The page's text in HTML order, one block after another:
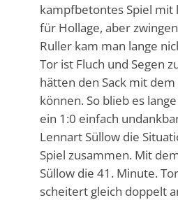
kampfbetontes Spiel mit
für Hollage, aber
Ruller kam man lange
Tor ist Fluch und Segen
hätten den Sack mit
können. So blieb es
ein 1:0 einfach
Lennart Süllow die
Spiel zusammen. Mit
Süllow die 41. Minute.
scheitert gleich doppelt